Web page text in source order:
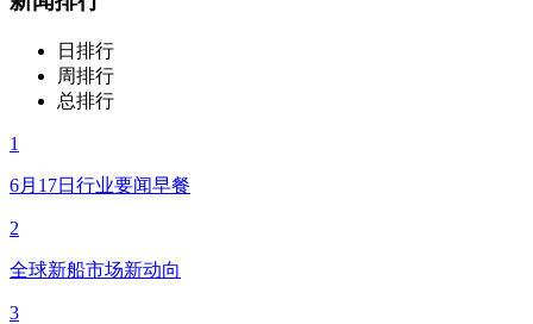
日排行
周排行
总排行
1
6月17日行业要闻早餐
2
全球新船市场新动向
3